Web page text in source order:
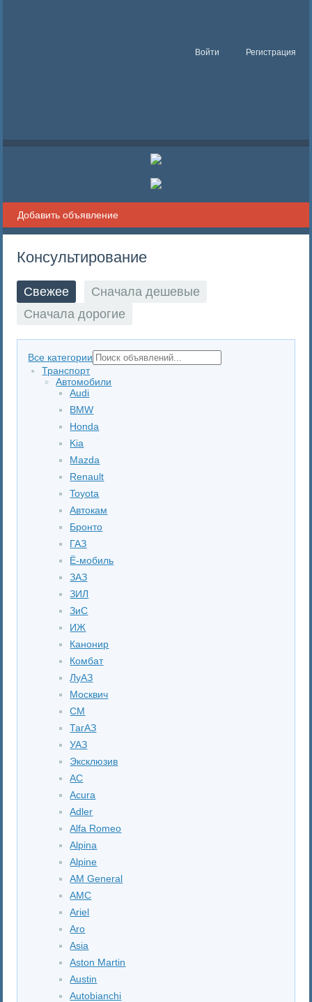
Войти Регистрация
Добавить объявление
Консультирование
Свежее
Сначала дешевые
Сначала дорогие
Все категории
Транспорт
Автомобили
Audi
BMW
Honda
Kia
Mazda
Renault
Toyota
Автокам
Бронто
ГАЗ
Ё-мобиль
ЗАЗ
ЗИЛ
ЗиС
ИЖ
Канонир
Комбат
ЛуАЗ
Москвич
СМ
ТагАЗ
УАЗ
Эксклюзив
AC
Acura
Adler
Alfa Romeo
Alpina
Alpine
AM General
AMC
Ariel
Aro
Asia
Aston Martin
Austin
Autobianchi